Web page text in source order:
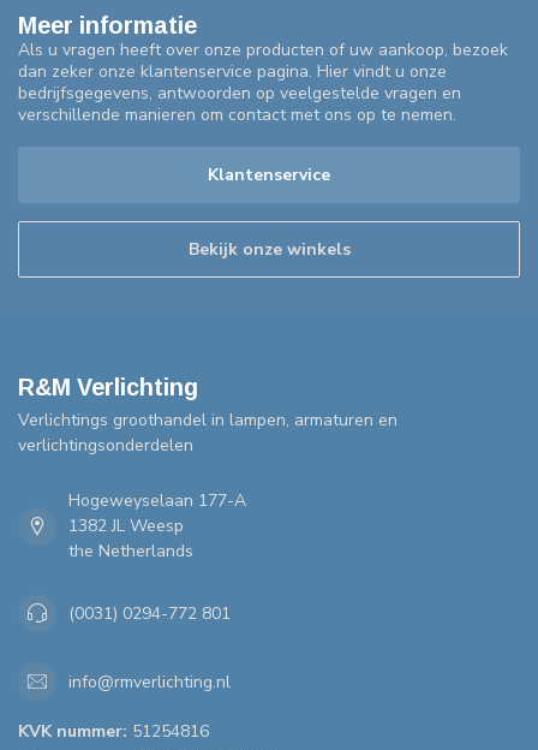
Meer informatie
Als u vragen heeft over onze producten of uw aankoop, bezoek
dan zeker onze klantenservice pagina. Hier vindt u onze
bedrijfsgegevens, antwoorden op veelgestelde vragen en
verschillende manieren om contact met ons op te nemen.
Klantenservice
Bekijk onze winkels
R&M Verlichting
Verlichtings groothandel in lampen, armaturen en
verlichtingsonderdelen
Hogeweyselaan 177-A
1382 JL Weesp
the Netherlands
(0031) 0294-772 801
info@rmverlichting.nl
KVK nummer: 51254816